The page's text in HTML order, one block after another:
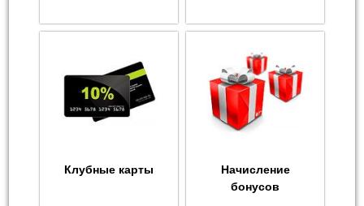
Клубные карты
Начисление
бонусов